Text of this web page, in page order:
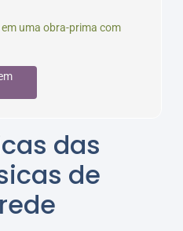
uma obra-prima com
das
de